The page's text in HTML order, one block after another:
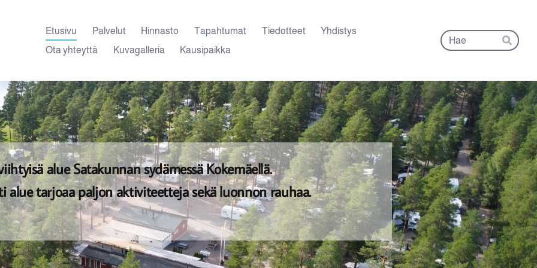
Etusivu Palvelut Hinnasto Tapahtumat Tiedotteet
Yhdistys
Ota yhteyttä
Kuvagalleria Kausipaikka
Hae
alue Satakunnan sydämessä Kokemäellä.
alue tarjoaa paljon aktiviteetteja sekä luonnon rauhaa.